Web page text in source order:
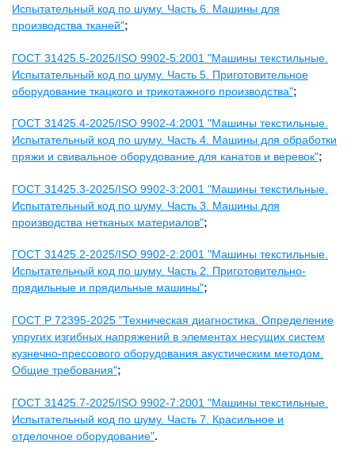
Испытательный код по шуму. Часть 6. Машины для
производства тканей";
ГОСТ 31425.5-2025/ISO 9902-5:2001 "Машины текстильные.
Испытательный код по шуму. Часть 5. Приготовительное
оборудование ткацкого и трикотажного производства";
ГОСТ 31425.4-2025/ISO 9902-4:2001 "Машины текстильные.
Испытательный код по шуму. Часть 4. Машины для обработки
пряжи и свивальное оборудование для канатов и веревок";
ГОСТ 31425.3-2025/ISO 9902-3:2001 "Машины текстильные.
Испытательный код по шуму. Часть 3. Машины для
производства нетканых материалов";
ГОСТ 31425.2-2025/ISO 9902-2:2001 "Машины текстильные.
Испытательный код по шуму. Часть 2. Приготовительно-
прядильные и прядильные машины";
ГОСТ Р 72395-2025 "Техническая диагностика. Определение
упругих изгибных напряжений в элементах несущих систем
кузнечно-прессового оборудования акустическим методом.
Общие требования";
ГОСТ 31425.7-2025/ISO 9902-7:2001 "Машины текстильные.
Испытательный код по шуму. Часть 7. Красильное и
отделочное оборудование".